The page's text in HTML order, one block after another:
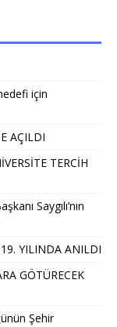
için
AÇILDI
TERCİH
Saygılı’nın
YILINDA ANILDI
GÖTÜRECEK
Şehir